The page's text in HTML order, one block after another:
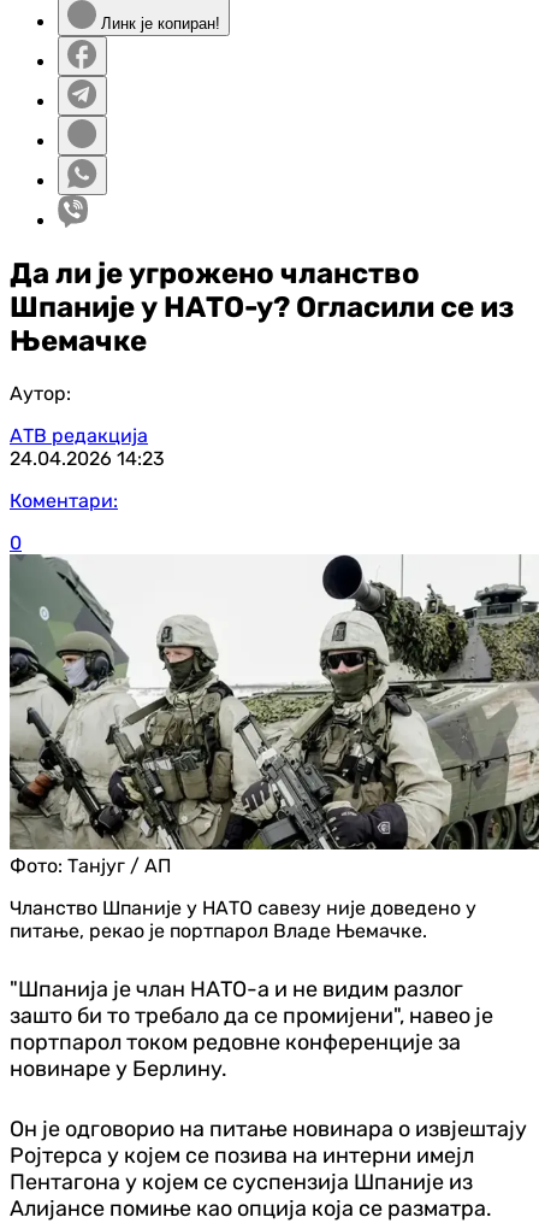
Линк је копиран!
Да ли је угрожено чланство
Шпаније у НАТО-у? Огласили се из
Њемачке
Аутор:
АТВ редакција
24.04.2026 14:23
Коментари:
0
Фото: Танјуг / АП
Чланство Шпаније у НАТО савезу није доведено у
питање, рекао је портпарол Владе Њемачке.
"Шпанија је члан НАТО-а и не видим разлог
зашто би то требало да се промијени", навео је
портпарол током редовне конференције за
новинаре у Берлину.
Он је одговорио на питање новинара о извјештају
Ројтерса у којем се позива на интерни имејл
Пентагона у којем се суспензија Шпаније из
Алијансе помиње као опција која се разматра.